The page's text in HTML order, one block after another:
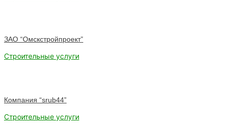
ЗАО “Омскстройпроект”
Строительные услуги
Компания “srub44”
Строительные услуги